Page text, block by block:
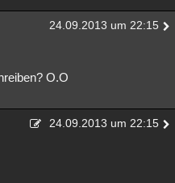
24.09.2013 um 22:15
O.O
24.09.2013 um 22:15